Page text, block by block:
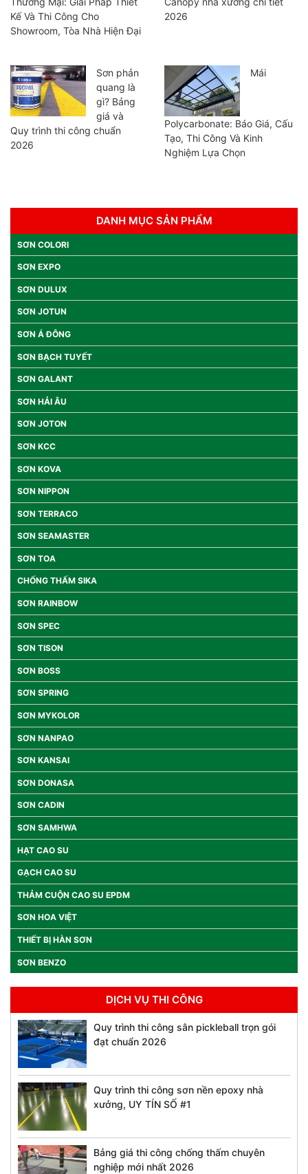
Kế Và Thi Công Cho
Showroom, Tòa Nhà Hiện Đại
2026
Sơn phản
quang là
gì? Bảng
giá và
Quy trình thi công chuẩn
2026
Mái
Polycarbonate: Báo Giá, Cấu
Tạo, Thi Công Và Kinh
Nghiệm Lựa Chọn
DANH MỤC SẢN PHẨM
SƠN COLORI
SƠN EXPO
SƠN DULUX
SƠN JOTUN
SƠN Á ĐÔNG
SƠN BẠCH TUYẾT
SƠN GALANT
SƠN HẢI ÂU
SƠN JOTON
SƠN KCC
SƠN KOVA
SƠN NIPPON
SƠN TERRACO
SƠN SEAMASTER
SƠN TOA
CHỐNG THẤM SIKA
SƠN RAINBOW
SƠN SPEC
SƠN TISON
SƠN BOSS
SƠN SPRING
SƠN MYKOLOR
SƠN NANPAO
SƠN KANSAI
SƠN DONASA
SƠN CADIN
SƠN SAMHWA
HẠT CAO SU
GẠCH CAO SU
THẢM CUỘN CAO SU EPDM
SƠN HOA VIỆT
THIẾT BỊ HÀN SƠN
SƠN BENZO
DỊCH VỤ THI CÔNG
Quy trình thi công sân pickleball trọn gói
đạt chuẩn 2026
Quy trình thi công sơn nền epoxy nhà
xưởng, UY TÍN SỐ #1
Bảng giá thi công chống thấm chuyên
nghiệp mới nhất 2026